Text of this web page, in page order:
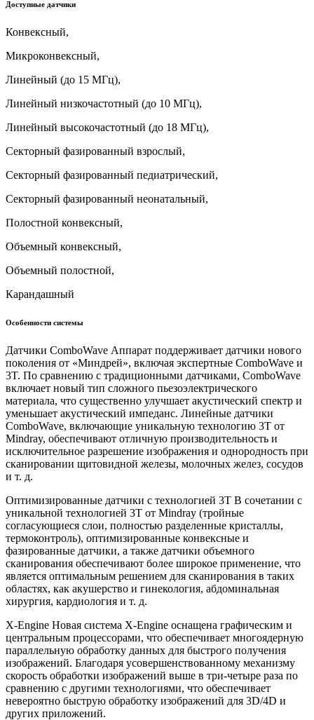
Доступные датчики
Конвексный,
Микроконвексный,
Линейный (до 15 МГц),
Линейный низкочастотный (до 10 МГц),
Линейный высокочастотный (до 18 МГц),
Секторный фазированный взрослый,
Секторный фазированный педиатрический,
Секторный фазированный неонатальный,
Полостной конвексный,
Объемный конвексный,
Объемный полостной,
Карандашный
Особенности системы
Датчики ComboWave Аппарат поддерживает датчики нового
поколения от «Миндрей», включая экспертные ComboWave и
3T. По сравнению с традиционными датчиками, ComboWave
включает новый тип сложного пьезоэлектрического
материала, что существенно улучшает акустический спектр и
уменьшает акустический импеданс. Линейные датчики
ComboWave, включающие уникальную технологию 3T от
Mindray, обеспечивают отличную производительность и
исключительное разрешение изображения и однородность при
сканировании щитовидной железы, молочных желез, сосудов
и т. д.
Оптимизированные датчики с технологией 3Т В сочетании с
уникальной технологией 3T от Mindray (тройные
согласующиеся слои, полностью разделенные кристаллы,
термоконтроль), оптимизированные конвексные и
фазированные датчики, а также датчики объемного
сканирования обеспечивают более широкое применение, что
является оптимальным решением для сканирования в таких
областях, как акушерство и гинекология, абдоминальная
хирургия, кардиология и т. д.
X-Engine Новая система X-Engine оснащена графическим и
центральным процессорами, что обеспечивает многоядерную
параллельную обработку данных для быстрого получения
изображений. Благодаря усовершенствованному механизму
скорость обработки изображений выше в три-четыре раза по
сравнению с другими технологиями, что обеспечивает
невероятно быструю обработку изображений для 3D/4D и
других приложений.